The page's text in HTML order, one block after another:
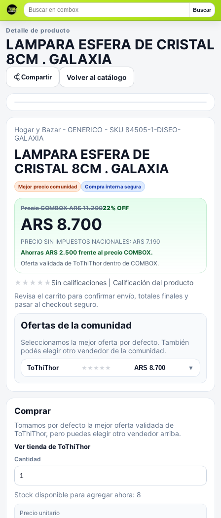
Buscar
Detalle de producto
LAMPARA ESFERA DE CRISTAL
8CM . GALAXIA
Compartir Volver al catálogo
Hogar y Bazar - GENERICO - SKU 84505-1-DISEO-
GALAXIA
LAMPARA ESFERA DE
CRISTAL 8CM . GALAXIA
Mejor precio comunidad Compra interna segura
Precio COMBOXARS 11.20022% OFF
ARS 8.700
PRECIO SIN IMPUESTOS NACIONALES: ARS 7.190
Ahorras ARS 2.500 frente al precio COMBOX.
Oferta validada de ToThiThor dentro de COMBOX.
★ ★ ★ ★ ★Sin calificaciones | Calificación del producto
Revisa el carrito para confirmar envío, totales finales y
pasar al checkout seguro.
Ofertas de la comunidad
Seleccionamos la mejor oferta por defecto. También
podés elegir otro vendedor de la comunidad.
ToThiThor ★ ★ ★ ★ ★ ARS 8.700 ▼
Comprar
Tomamos por defecto la mejor oferta validada de
ToThiThor, pero puedes elegir otro vendedor arriba.
Ver tienda deToThiThor
Cantidad
Stock disponible para agregar ahora: 8
Precio unitario